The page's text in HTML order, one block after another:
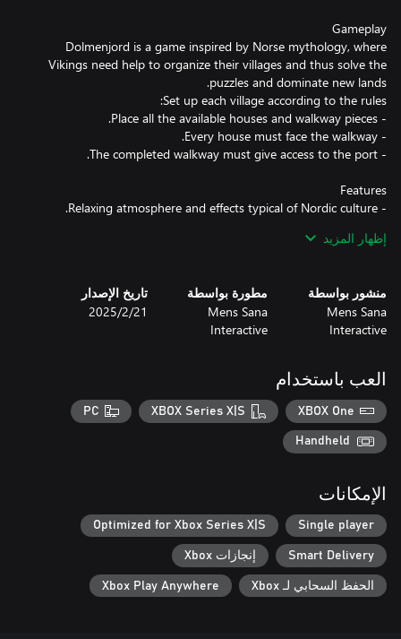
Dolmenjord is a game inspired by Norse mythology, where
Vikings need help to organize their villages and thus solve the
The puzzles are simple in the early islands, but it gets challenging
as you advance in the exploration. If you prefer a more relaxing
When selected, it shows a suggested shape for the walkway.
إظهار المزيد
منشور بواسطة
Mens Sana
Interactive
مطورة بواسطة
Mens Sana
Interactive
تاريخ الإصدار
21‏/2‏/2025
العب باستخدام
XBOX One
XBOX Series X|S
PC
Handheld
الإمكانات
Single player
Optimized for Xbox Series X|S
Smart Delivery إنجازات Xbox
الحفظ السحابي لـ Xbox Xbox Play Anywhere